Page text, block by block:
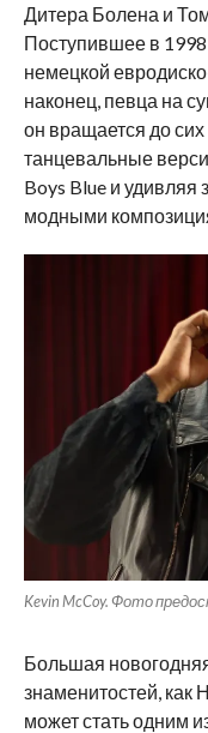
Дитера Болена и
Поступившее в 1998
немецкой
наконец, певца на
он вращается до
танцевальные
Boys Blue и удивляя
модными
Kevin McCoy. Фото
Большая
знаменитостей, как
может стать одним